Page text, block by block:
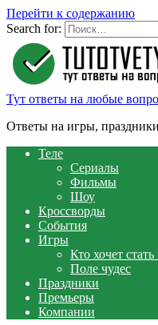
Перейти к содержанию
Search for:
Тут ответы на любые
Ответы на игры,
Теле
Сериалы
Фильмы
Шоу
Кроссворды
События
Игры
Кто хочет
Поле чудес
Праздники
Премьеры
Компании